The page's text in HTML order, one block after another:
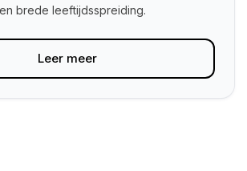
brede leeftijdsspreiding.
Leer meer